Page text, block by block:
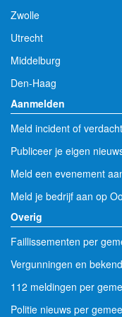
Zwolle
Utrecht
Middelburg
Den-Haag
Aanmelden
Meld incident of
Publiceer je eigen
Meld een evenement
Meld je bedrijf aan op
Overig
Faillissementen per
Vergunningen en
112 meldingen per
Politie nieuws per